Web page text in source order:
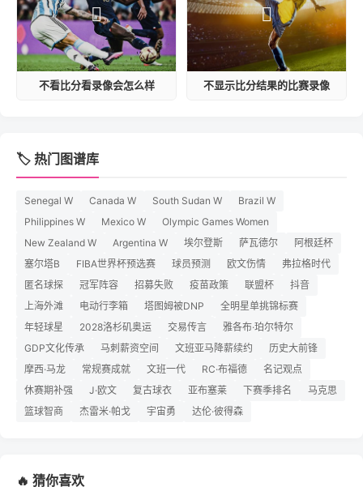
不看比分看录像会怎么样 不显示比分结果的比赛录像
🏷️ 热门图谱库
Senegal W Canada W South Sudan W
Brazil W
Philippines W
Mexico W
Olympic Games Women
New Zealand W
Argentina W 埃尔登斯 萨瓦德尔
阿根廷杯
塞尔塔B
FIBA世界杯预选赛 球员预测 欧文伤情
弗拉格时代
匿名球探
冠军阵容 招募失败 疫苗政策 联盟杯
抖音
上海外滩
电动行李箱 塔图姆被DNP
全明星单挑锦标赛
年轻球星
2028洛杉矶奥运 交易传言
雅各布·珀尔特尔
GDP文化传承
马刺薪资空间 文班亚马降薪续约
历史大前锋
摩西·马龙
常规赛成就 文班一代 RC·布福德
名记观点
休赛期补强
J·欧文 复古球衣 亚布塞莱 下赛季排名
马克思
篮球智商
杰雷米·帕戈 宇宙勇 达伦·彼得森
🔥 猜你喜欢